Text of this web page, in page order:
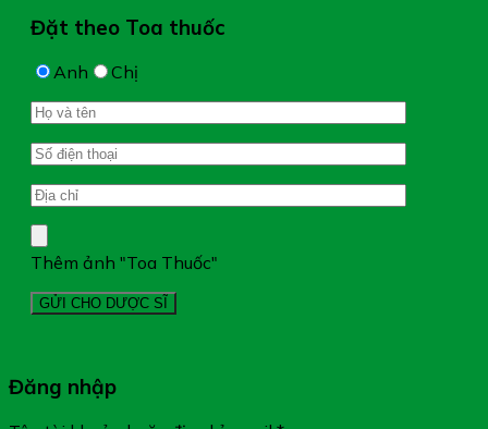
Đặt theo Toa thuốc
Anh Chị
Thêm ảnh "Toa Thuốc"
Đăng nhập